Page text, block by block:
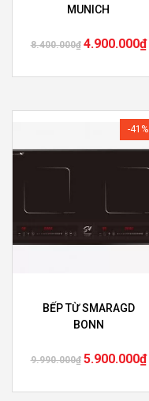
MUNICH
8.400.000₫ 4.900.000₫
-41%
BẾP TỪ SMARAGD
BONN
9.990.000₫ 5.900.000₫